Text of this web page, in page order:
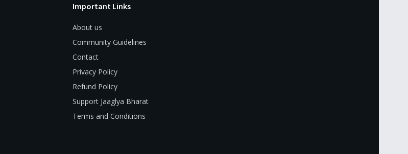
Important Links
About us
Community Guidelines
Contact
Privacy Policy
Refund Policy
Support Jaaglya Bharat
Terms and Conditions